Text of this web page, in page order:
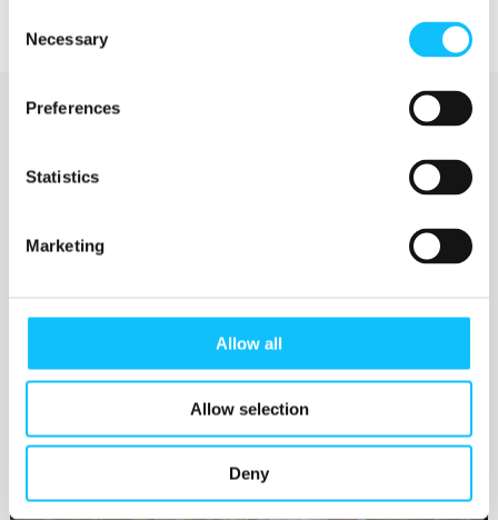
Selection
Necessary
Preferences
Statistics
Marketing
Allow all
Allow selection
Deny
Katso myös